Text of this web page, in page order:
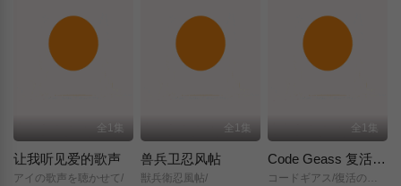
全1集
让我听见爱的歌声
アイの歌声を聴かせて/
全1集
兽兵卫忍风帖
獣兵衛忍風帖/
全1集
Code Geass 复活的鲁路修
コードギアス/復活のルルーシュ/